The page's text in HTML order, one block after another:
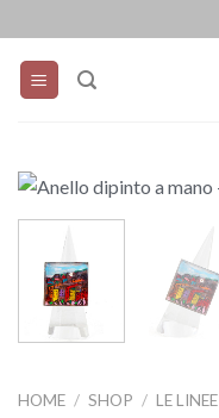
ai
contenuti
HOME / SHOP / LE LINEE